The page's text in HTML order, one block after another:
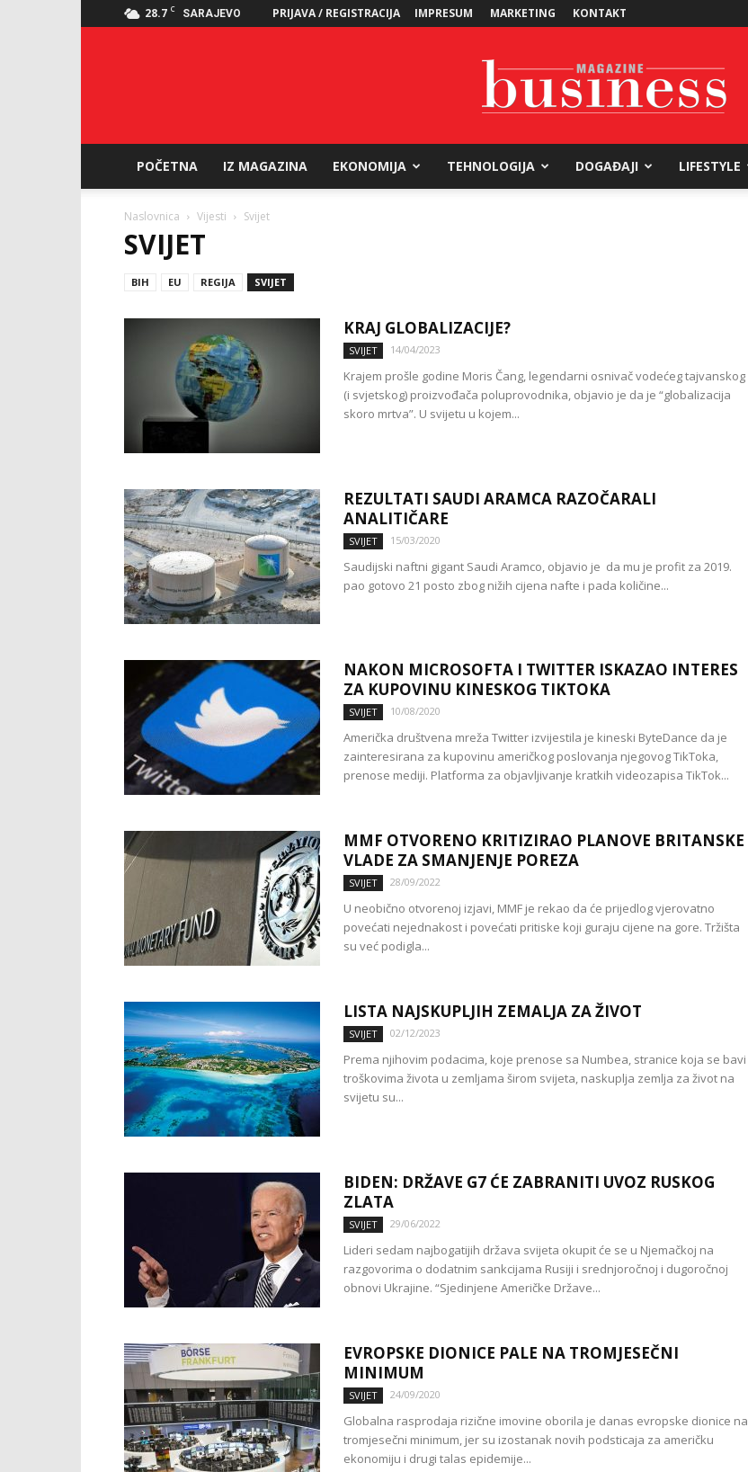
28.7 C SARAJEVO PRIJAVA / REGISTRACIJA IMPRESUM MARKETING KONTAKT
POČETNA IZ MAGAZINA EKONOMIJA TEHNOLOGIJA DOGAĐAJI LIFESTYLE
Naslovnica Vijesti Svijet
SVIJET
BIH EU REGIJA SVIJET
KRAJ GLOBALIZACIJE?
SVIJET 14/04/2023
Krajem prošle godine Moris Čang, legendarni osnivač vodećeg tajvanskog
(i svjetskog) proizvođača poluprovodnika, objavio je da je “globalizacija
skoro mrtva”. U svijetu u kojem...
REZULTATI SAUDI ARAMCA RAZOČARALI
ANALITIČARE
SVIJET 15/03/2020
Saudijski naftni gigant Saudi Aramco, objavio je da mu je profit za 2019.
pao gotovo 21 posto zbog nižih cijena nafte i pada količine...
NAKON MICROSOFTA I TWITTER ISKAZAO INTERES
ZA KUPOVINU KINESKOG TIKTOKA
SVIJET 10/08/2020
Američka društvena mreža Twitter izvijestila je kineski ByteDance da je
zainteresirana za kupovinu američkog poslovanja njegovog TikToka,
prenose mediji. Platforma za objavljivanje kratkih videozapisa TikTok...
MMF OTVORENO KRITIZIRAO PLANOVE BRITANSKE
VLADE ZA SMANJENJE POREZA
SVIJET 28/09/2022
U neobično otvorenoj izjavi, MMF je rekao da će prijedlog vjerovatno
povećati nejednakost i povećati pritiske koji guraju cijene na gore. Tržišta
su već podigla...
LISTA NAJSKUPLJIH ZEMALJA ZA ŽIVOT
SVIJET 02/12/2023
Prema njihovim podacima, koje prenose sa Numbea, stranice koja se bavi
troškovima života u zemljama širom svijeta, naskuplja zemlja za život na
svijetu su...
BIDEN: DRŽAVE G7 ĆE ZABRANITI UVOZ RUSKOG
ZLATA
SVIJET 29/06/2022
Lideri sedam najbogatijih država svijeta okupit će se u Njemačkoj na
razgovorima o dodatnim sankcijama Rusiji i srednjoročnoj i dugoročnoj
obnovi Ukrajine. “Sjedinjene Američke Države...
EVROPSKE DIONICE PALE NA TROMJESEČNI
MINIMUM
SVIJET 24/09/2020
Globalna rasprodaja rizične imovine oborila je danas evropske dionice na
tromjesečni minimum, jer su izostanak novih podsticaja za američku
ekonomiju i drugi talas epidemije...